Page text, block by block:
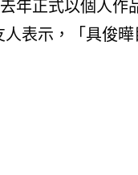
年正式以個人
表示，「具俊